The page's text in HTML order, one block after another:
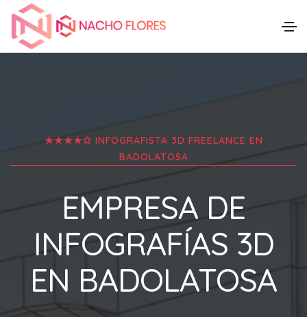
★★★★✩ INFOGRAFISTA 3D FREELANCE EN
BADOLATOSA
EMPRESA DE
INFOGRAFÍAS 3D
EN BADOLATOSA